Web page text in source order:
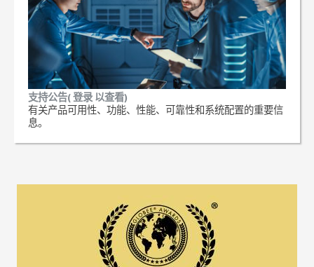
支持公告( 登录 以查看)
有关产品可用性、功能、性能、可靠性和系统配置的重要信
息。